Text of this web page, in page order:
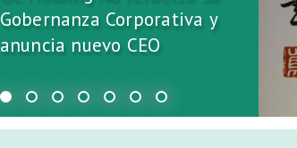
Gobernanza Corporativa y
anuncia nuevo CEO